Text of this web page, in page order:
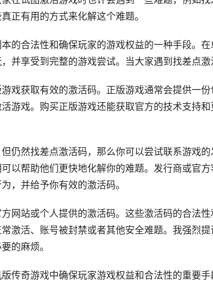
正有用的方式来化解这个难题。
的合法性和确保玩家的游戏权益的一种手段。
并享受到完整的游戏尝试。当大家遇到找差点激
戏获取有效的激活码。正版游戏通常会提供一
游戏。购买正版游戏还能获取官方的技术支持
仍然找差点激活码，那么你可以尝试联系游戏
以帮助他们更快地化解你的难题。发行商或官
，并给予你有效的激活码。
网站或个人提供的激活码。这些激活码的合法
激活、账号被封禁或者其他安全难题。我强烈
的麻烦。
传奇游戏中确保玩家游戏权益和合法性的重要手